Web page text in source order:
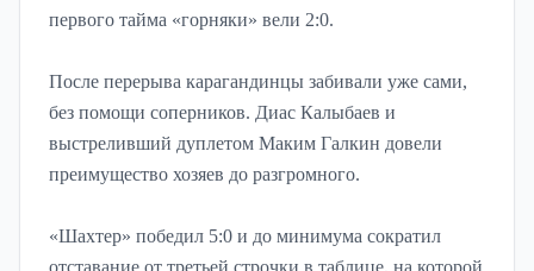
первого тайма «горняки» вели 2:0.
После перерыва карагандинцы забивали уже сами,
без помощи соперников. Диас Калыбаев и
выстреливший дуплетом Маким Галкин довели
преимущество хозяев до разгромного.
«Шахтер» победил 5:0 и до минимума сократил
отставание от третьей строчки в таблице, на которой